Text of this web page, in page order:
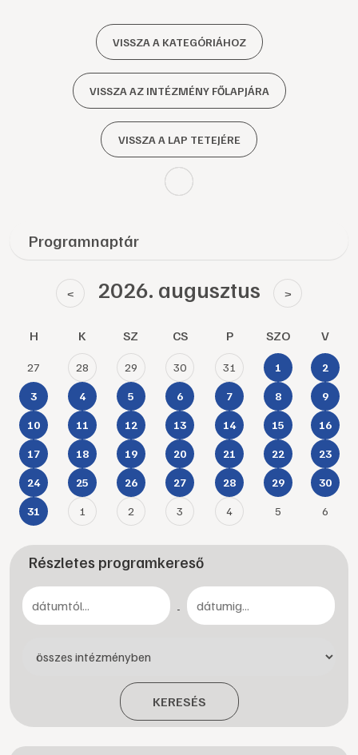
VISSZA A KATEGÓRIÁHOZ
VISSZA AZ INTÉZMÉNY FŐLAPJÁRA
VISSZA A LAP TETEJÉRE
Programnaptár
< 2026. augusztus >
H K SZ CS P SZO V
27 28 29 30 31 1 2
3 4 5 6 7 8 9
10 11 12 13 14 15 16
17 18 19 20 21 22 23
24 25 26 27 28 29 30
31 1 2 3 4 5 6
Részletes programkereső
-
KERESÉS